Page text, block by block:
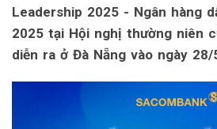
Leadership 2025 - Ngân hàng
2025 tại Hội nghị thường niên
diễn ra ở Đà Nẵng vào ngày